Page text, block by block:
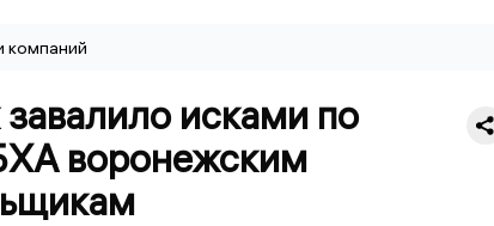
компаний
исками по
воронежским